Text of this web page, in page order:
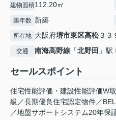
建物面積112.20㎡
築年数 新築
所在地 大阪府堺市東区高松３３
交通 南海高野線 「北野田 」
セールスポイント
住宅性能評価・建設性能評価W
級／長期優良住宅認定物件／
／地盤サポートシステム20年保